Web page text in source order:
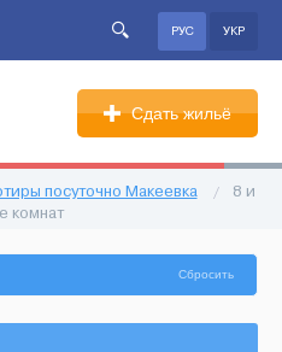
РУС УКР
Сдать жильё
посуточно Макеевка /
8 и
комнат
Сбросить